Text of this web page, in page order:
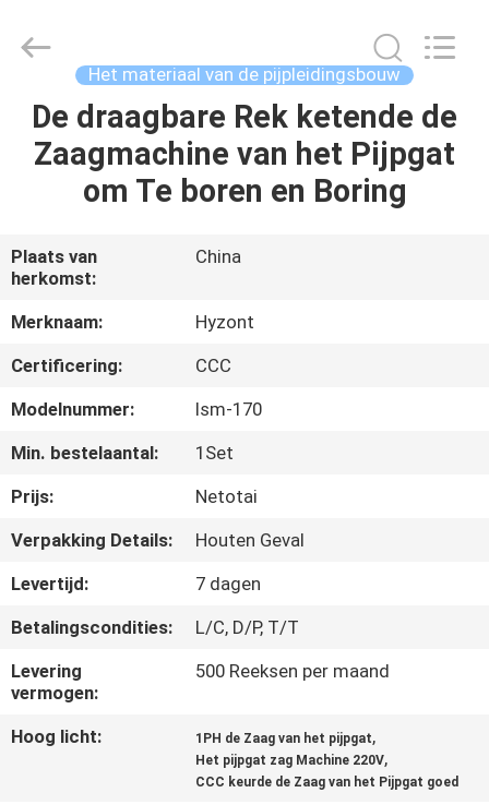
HUIS
PRODUCTEN
VIDEO'S
ONGEVEER
ONS
KWALITEITSCONTROLE
VERZOEK
CITAAT
SITEMAP
PRIVACYBELEID
Co.,Ltd..
Het materiaal van de pijpleidingsbouw
De draagbare Rek ketende de
Zaagmachine van het Pijpgat
om Te boren en Boring
Plaats van
herkomst:
China
Merknaam:
Hyzont
Certificering:
CCC
Modelnummer:
Ism-170
Min. bestelaantal:
1Set
Prijs:
Netotai
Verpakking Details:
Houten Geval
Levertijd:
7 dagen
Betalingscondities:
L/C, D/P, T/T
Levering
vermogen:
500 Reeksen per maand
Hoog licht: 1PH de Zaag van het pijpgat,
Het pijpgat zag Machine 220V,
CCC keurde de Zaag van het Pijpgat goed